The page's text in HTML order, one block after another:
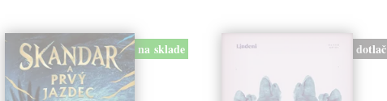
na sklade dotlač